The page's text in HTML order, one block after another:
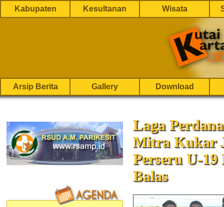
Kabupaten Kesultanan Wisata
Arsip Berita Gallery Download
Laga
Mitra Kukar
Perseru U-19
Balas